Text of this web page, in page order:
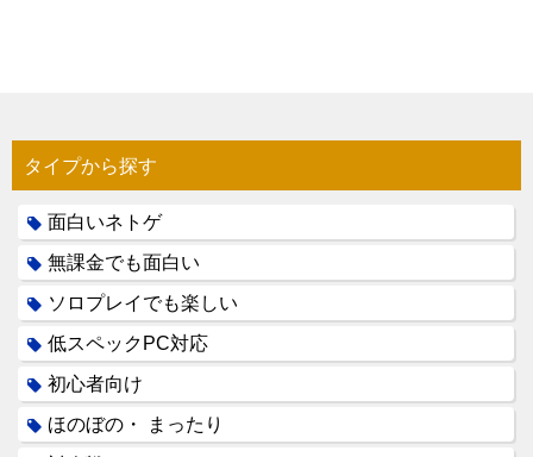
タイプから探す
面白いネトゲ
無課金でも面白い
ソロプレイでも楽しい
低スペックPC対応
初心者向け
ほのぼの・ まったり